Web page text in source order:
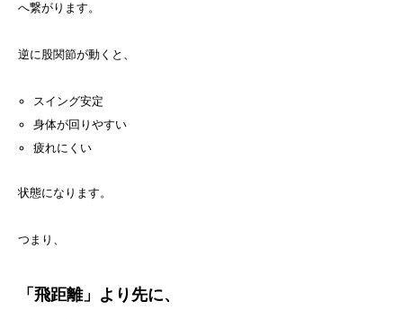
へ繋がります。
逆に股関節が動くと、
スイング安定
身体が回りやすい
疲れにくい
状態になります。
つまり、
「飛距離」より先に、